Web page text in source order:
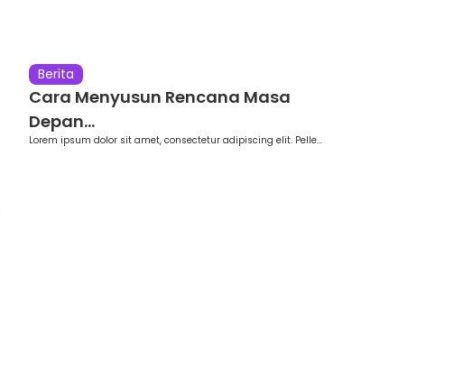
Berita
Cara Menyusun Rencana Masa
Depan...
Lorem ipsum dolor sit amet, consectetur adipiscing elit. Pelle...